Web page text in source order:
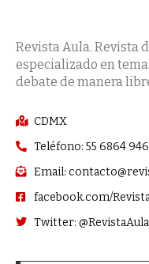
Revista Aula. Revista
especializado en
debate de manera
CDMX
Teléfono: 55 6864
Email:
facebook.com/
Twitter: @RevistaAula